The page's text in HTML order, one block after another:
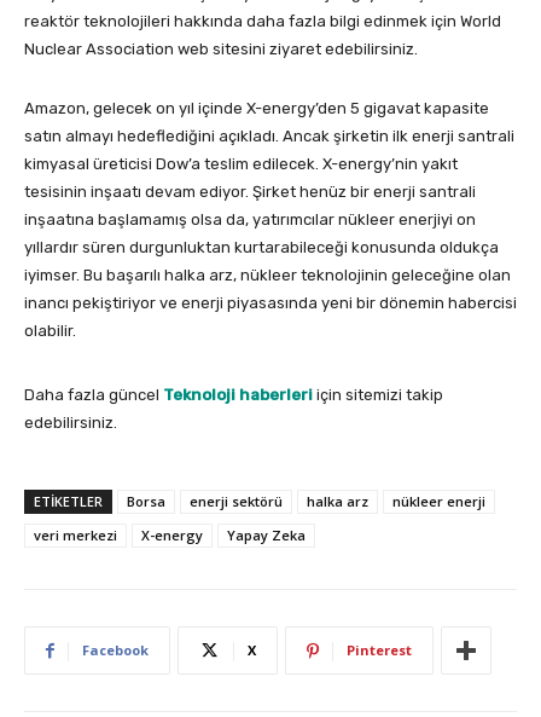
reaktör teknolojileri hakkında daha fazla bilgi edinmek için World
Nuclear Association web sitesini ziyaret edebilirsiniz.
Amazon, gelecek on yıl içinde X-energy’den 5 gigavat kapasite
satın almayı hedeflediğini açıkladı. Ancak şirketin ilk enerji santrali
kimyasal üreticisi Dow’a teslim edilecek. X-energy’nin yakıt
tesisinin inşaatı devam ediyor. Şirket henüz bir enerji santrali
inşaatına başlamamış olsa da, yatırımcılar nükleer enerjiyi on
yıllardır süren durgunluktan kurtarabileceği konusunda oldukça
iyimser. Bu başarılı halka arz, nükleer teknolojinin geleceğine olan
inancı pekiştiriyor ve enerji piyasasında yeni bir dönemin habercisi
olabilir.
Daha fazla güncel Teknoloji haberleri için sitemizi takip
edebilirsiniz.
ETIKETLER Borsa enerji sektörü halka arz
nükleer enerji
veri merkezi
X-energy Yapay Zeka
Facebook X Pinterest